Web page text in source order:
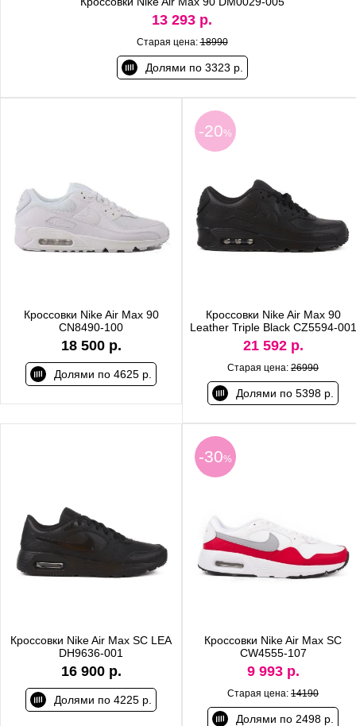
13 293 р.
Старая цена:18990
Долями по 3323 р.
Кроссовки Nike Air Max 90
CN8490-100
18 500 р.
Долями по 4625 р.
-20%
Кроссовки Nike Air Max 90
Leather Triple Black CZ5594-001
21 592 р.
Старая цена: 26990
Долями по 5398 р.
Кроссовки Nike Air Max SC LEA
DH9636-001
16 900 р.
Долями по 4225 р.
-30%
Кроссовки Nike Air Max SC
CW4555-107
9 993 р.
Старая цена: 14190
Долями по 2498 р.